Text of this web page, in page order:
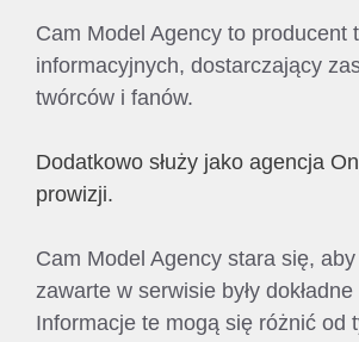
Cam Model Agency to producent
informacyjnych, dostarczający
twórców i fanów.
Dodatkowo służy jako agencja
prowizji.
Cam Model Agency stara się,
zawarte w serwisie były
Informacje te mogą się różnić od